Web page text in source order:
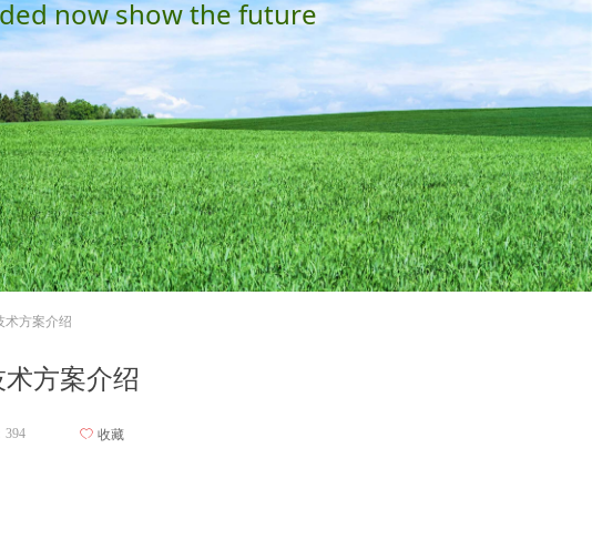
now show the future
方案介绍
术方案介绍
394 ꄀ 收藏